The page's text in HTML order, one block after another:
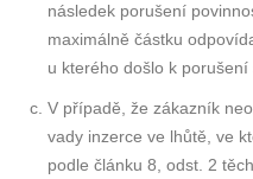
následek porušení
maximálně částku
u kterého došlo k porušení
V případě, že zákazník
vady inzerce ve lhůtě, ve
podle článku 8, odst. 2